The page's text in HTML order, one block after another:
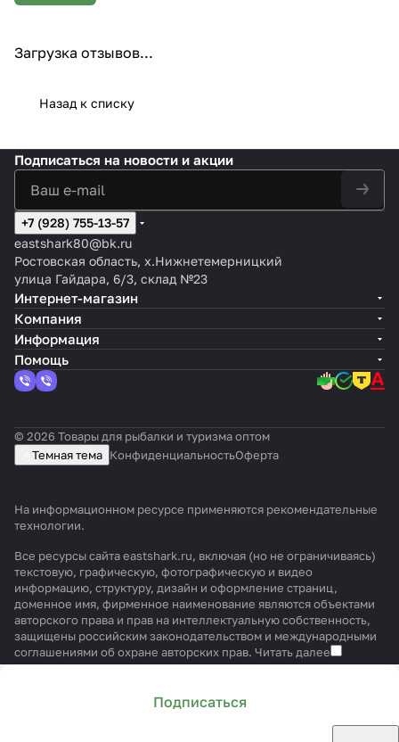
Загрузка отзывов...
Назад к списку
Подписаться
Подписаться на новости и акции
+7 (928) 755-13-57
eastshark80@bk.ru
Ростовская область, х.Нижнетемерницкий
улица Гайдара, 6/3, склад №23
Интернет-магазин
Компания
Информация
Помощь
© 2026 Товары для рыбалки и туризма оптом
Темная тема КонфиденциальностьОферта
На информационном ресурсе применяются рекомендательные
технологии.
Все ресурсы сайта eastshark.ru, включая (но не ограничиваясь)
текстовую, графическую, фотографическую и видео
информацию, структуру, дизайн и оформление страниц,
доменное имя, фирменное наименование являются объектами
авторского права и прав на интеллектуальную собственность,
защищены российским законодательством и международными
соглашениями об охране авторских прав. Читать далее